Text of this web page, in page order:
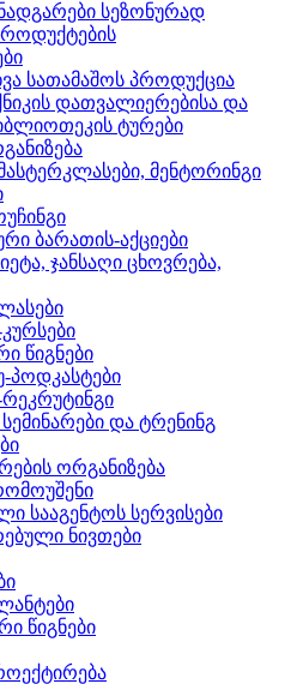
სეზონურად
სათამაშოს პროდუქცია
დათვალიერებისა და
ტურები
მენტორინგი
ბარათის-აქციები
ჯანსაღი ცხოვრება,
წიგნები
პოდკასტები
სემინარები და ტრენინგ
ორგანიზება
სააგენტოს სერვისები
ნივთები
წიგნები